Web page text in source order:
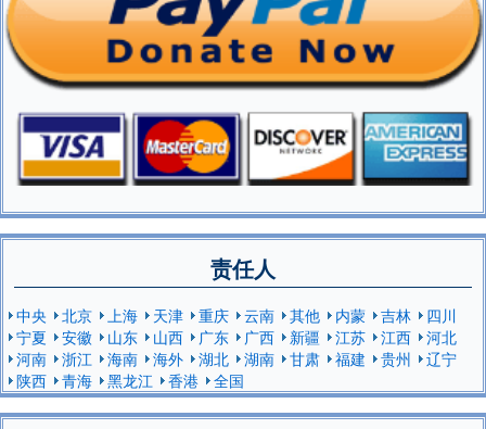
责任人
中央 北京 上海 天津 重庆 云南 其他 内蒙 吉林
四川
宁夏
安徽 山东 山西 广东 广西 新疆 江苏 江西
河北
河南
浙江 海南 海外 湖北 湖南 甘肃 福建 贵州
辽宁
陕西
青海 黑龙江 香港 全国